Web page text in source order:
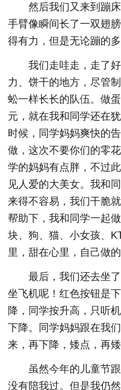
然后我们又来到蹦
手臂像瞬间长了一双翅
得有力，但是无论蹦的
我们走哇走，走了
力、饼干的地方，尽管
蚣一样长长的队伍。做
元，就在我和同学还在
时候，同学妈妈爽快的
做，这次不要你们的零
学的妈妈有点胖，不过
见人爱的大美女。我和
来得不容易，我们干脆
帮助下，我和同学一起
块、狗、猫、小女孩、
里，甜在心里，自己做的
最后，我们还去坐
坐飞机呢！红色按钮是
降，同学按升高，只听
下降。同学妈妈跟在我
来，再下降，矮点，再
虽然今年的儿童节
没有陪我过。但是我仍